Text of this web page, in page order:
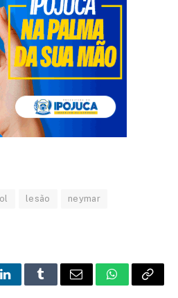
lesão neymar
LinkedInTumblrEmail WhatsApp
Copy